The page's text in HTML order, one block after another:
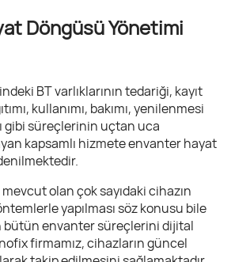
Döngüsü Yönetimi
BT varlıklarının tedariği, kayıt
kullanımı, bakımı, yenilenmesi
gibi süreçlerinin uçtan uca
kapsamlı hizmete envanter hayat
olan çok sayıdaki cihazın
yapılması söz konusu bile
bütün envanter süreçlerini dijital
firmamız, cihazların güncel